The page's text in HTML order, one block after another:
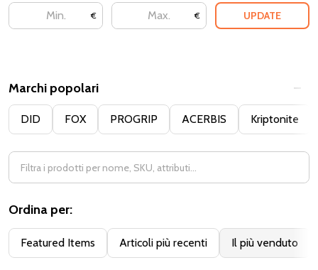
€ € UPDATE
Marchi popolari
DID FOX PROGRIP ACERBIS Kriptonite
Ordina per:
Featured Items Articoli più recenti Il più venduto